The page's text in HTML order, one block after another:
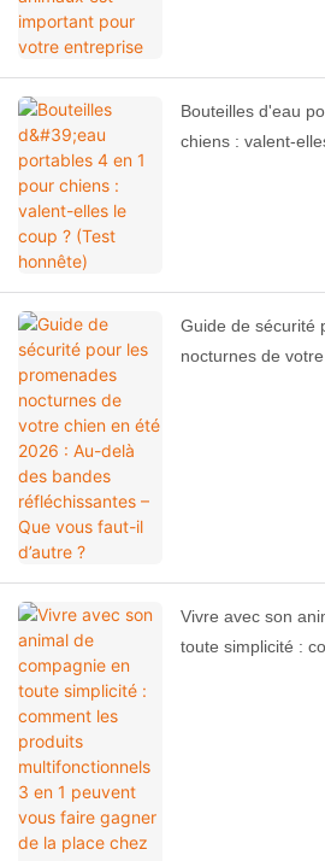
Bouteilles d'eau
chiens : valent-
Guide de sécurité
nocturnes de
Vivre avec son
toute simplicité :